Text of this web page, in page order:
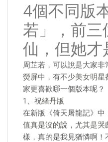
4個不同版
若」，前
仙，但她才
周芷若，可以說是大家
熒屏中，有不少美女明
家更喜歡哪一個版本呢？
1、祝緒丹版
在新版《倚天屠龍記》
值真是沒的說，尤其是
樣，真的是我見猶憐啊